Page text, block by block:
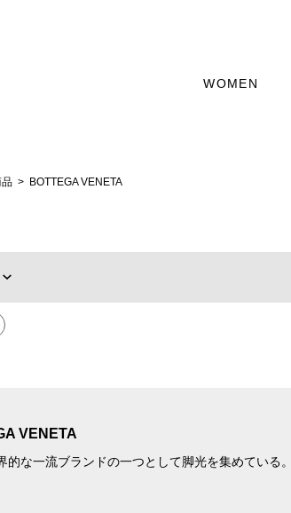
WOMEN
BOTTEGA VENETA
VENETA
的な一流ブランドの一つとして脚光を集めてい
MENS
示
示